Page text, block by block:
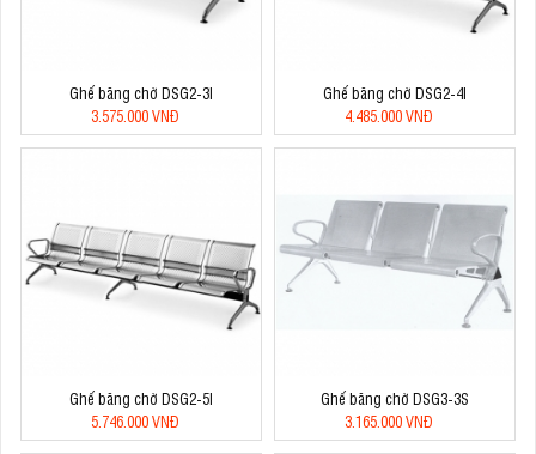
Ghế băng chờ DSG2-3I
3.575.000 VNĐ
Ghế băng chờ DSG2-4I
4.485.000 VNĐ
Ghế băng chờ DSG2-5I
5.746.000 VNĐ
Ghế băng chờ DSG3-3S
3.165.000 VNĐ